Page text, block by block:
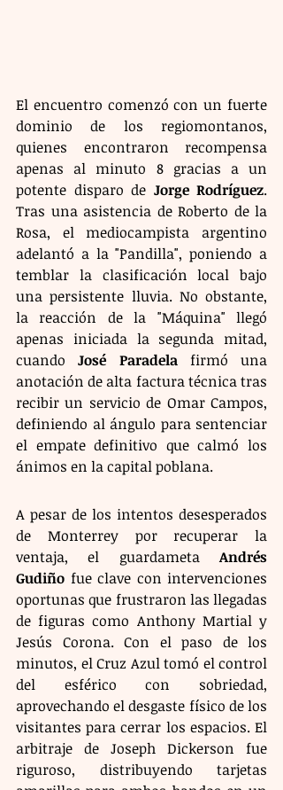
El encuentro comenzó con un fuerte
dominio de los regiomontanos,
quienes encontraron recompensa
apenas al minuto 8 gracias a un
potente disparo de Jorge Rodríguez.
Tras una asistencia de Roberto de la
Rosa, el mediocampista argentino
adelantó a la "Pandilla", poniendo a
temblar la clasificación local bajo
una persistente lluvia. No obstante,
la reacción de la "Máquina" llegó
apenas iniciada la segunda mitad,
cuando José Paradela firmó una
anotación de alta factura técnica tras
recibir un servicio de Omar Campos,
definiendo al ángulo para sentenciar
el empate definitivo que calmó los
ánimos en la capital poblana.
A pesar de los intentos desesperados
de Monterrey por recuperar la
ventaja, el guardameta Andrés
Gudiño fue clave con intervenciones
oportunas que frustraron las llegadas
de figuras como Anthony Martial y
Jesús Corona. Con el paso de los
minutos, el Cruz Azul tomó el control
del esférico con sobriedad,
aprovechando el desgaste físico de los
visitantes para cerrar los espacios. El
arbitraje de Joseph Dickerson fue
riguroso, distribuyendo tarjetas